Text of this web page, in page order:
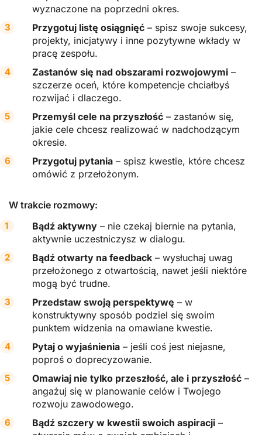
wyznaczone na poprzedni okres.
Przygotuj listę osiągnięć – spisz swoje sukcesy,
projekty, inicjatywy i inne pozytywne wkłady w
pracę zespołu.
Zastanów się nad obszarami rozwojowymi –
szczerze oceń, które kompetencje chciałbyś
rozwijać i dlaczego.
Przemyśl cele na przyszłość – zastanów się,
jakie cele chcesz realizować w nadchodzącym
okresie.
Przygotuj pytania – spisz kwestie, które chcesz
omówić z przełożonym.
W trakcie rozmowy:
Bądź aktywny – nie czekaj biernie na pytania,
aktywnie uczestniczysz w dialogu.
Bądź otwarty na feedback – wysłuchaj uwag
przełożonego z otwartością, nawet jeśli niektóre
mogą być trudne.
Przedstaw swoją perspektywę – w
konstruktywny sposób podziel się swoim
punktem widzenia na omawiane kwestie.
Pytaj o wyjaśnienia – jeśli coś jest niejasne,
poproś o doprecyzowanie.
Omawiaj nie tylko przeszłość, ale i przyszłość –
angażuj się w planowanie celów i Twojego
rozwoju zawodowego.
Bądź szczery w kwestii swoich aspiracji –